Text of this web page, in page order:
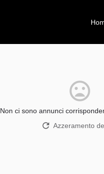
Non ci sono annunci
Azzeramento